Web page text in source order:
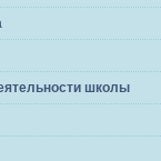
школы